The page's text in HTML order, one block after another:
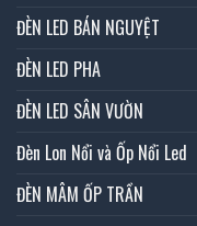
ĐÈN LED BÁN NGUYỆT
ĐÈN LED PHA
ĐÈN LED SÂN VƯỜN
Đèn Lon Nổi và Ốp Nổi Led
ĐÈN MÂM ỐP TRẦN